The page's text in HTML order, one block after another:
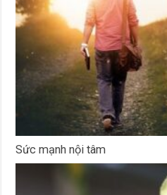
Sức mạnh nội tâm